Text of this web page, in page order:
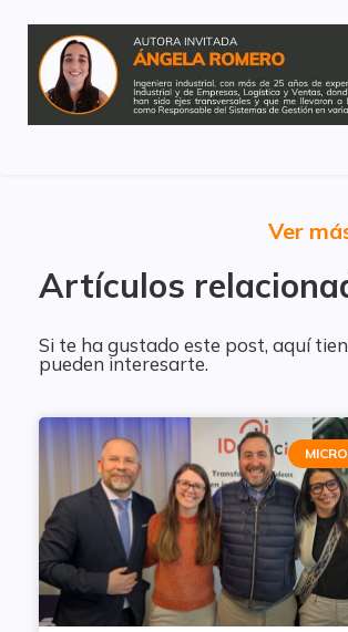
Artículos
Ver
Si te ha gustado este post, aquí
pueden interesarte.